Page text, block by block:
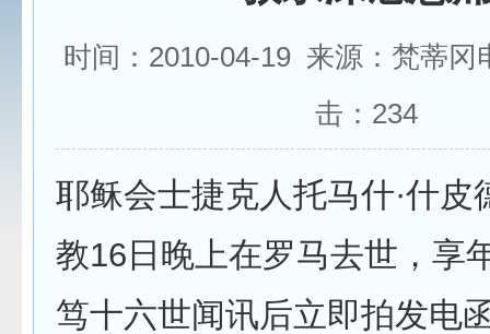
时间：2010-04-19 来源：梵蒂
击： 234
耶稣会士捷克人托马什·什皮
教16日晚上在罗马去世，享
笃十六世闻讯后立即拍发电